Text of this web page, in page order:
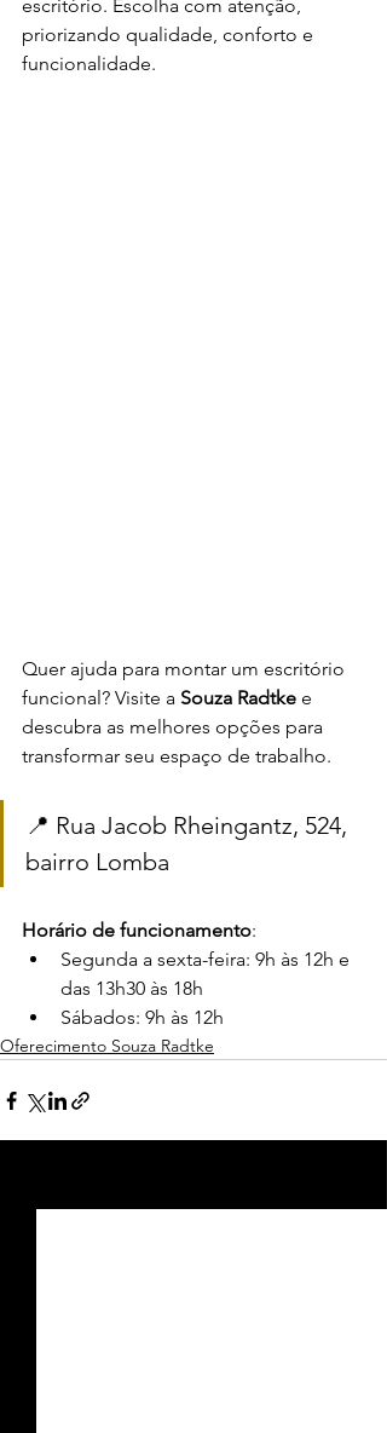
escritório. Escolha com atenção,
priorizando qualidade, conforto e
funcionalidade.
Quer ajuda para montar um escritório
funcional? Visite a Souza Radtke e
descubra as melhores opções para
transformar seu espaço de trabalho.
📍 Rua Jacob Rheingantz, 524,
bairro Lomba
Horário de funcionamento:
Segunda a sexta-feira: 9h às 12h e
das 13h30 às 18h
Sábados: 9h às 12h
Oferecimento Souza Radtke